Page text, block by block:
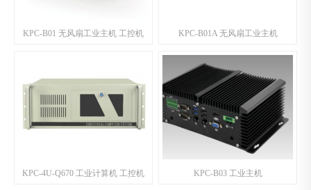
KPC-B01 无风扇工业主机 工控机 KPC-B01A 无风扇工业主机
KPC-4U-Q670 工业计算机 工控机 KPC-B03 工业主机